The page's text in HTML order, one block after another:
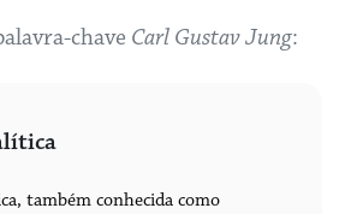
chave Carl Gustav Jung:
também conhecida como